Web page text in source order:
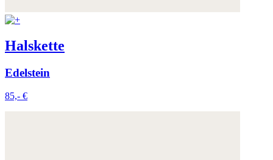
Halskette
Edelstein
85,- €